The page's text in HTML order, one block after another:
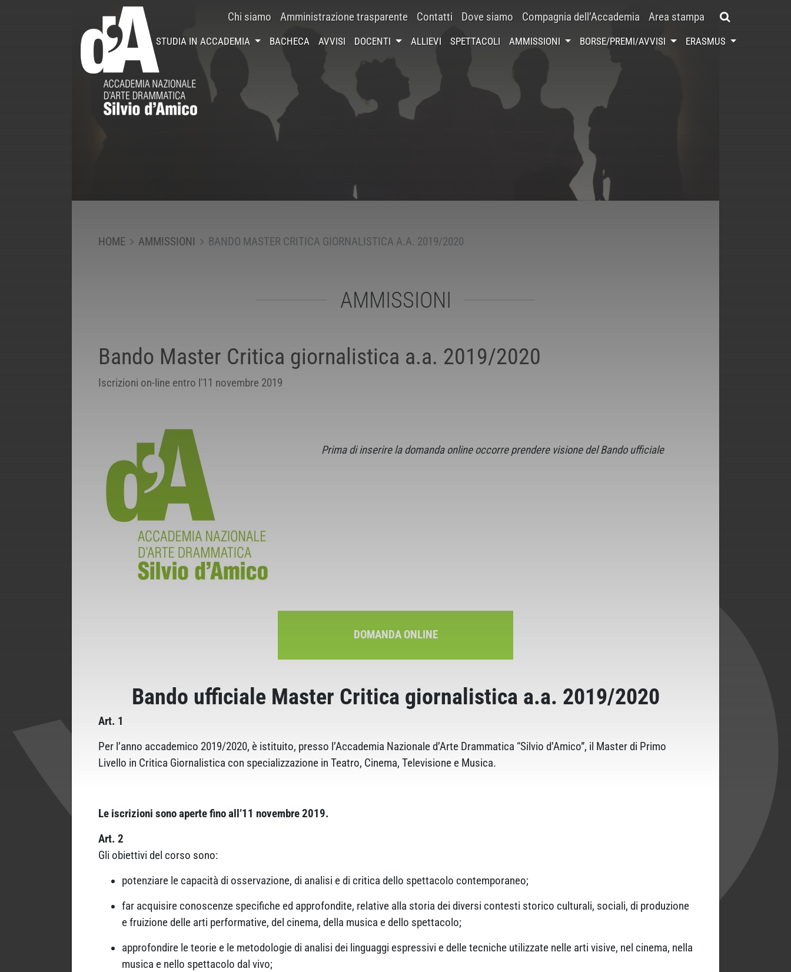
Chi siamo Amministrazione trasparente Contatti Dove siamo Compagnia dell’Accademia Area stampa
STUDIA IN ACCADEMIA BACHECA AVVISI DOCENTI ALLIEVI SPETTACOLI AMMISSIONI BORSE/PREMI/AVVISI ERASMUS
HOME AMMISSIONI BANDO MASTER CRITICA GIORNALISTICA A.A. 2019/2020
AMMISSIONI
Bando Master Critica giornalistica a.a. 2019/2020
Iscrizioni on-line entro l'11 novembre 2019
Prima di inserire la domanda online occorre prendere visione del Bando ufficiale
DOMANDA ONLINE
Bando ufficiale Master Critica giornalistica a.a. 2019/2020
Art. 1
Per l’anno accademico 2019/2020, è istituito, presso l’Accademia Nazionale d’Arte Drammatica “Silvio d’Amico”, il Master di Primo
Livello in Critica Giornalistica con specializzazione in Teatro, Cinema, Televisione e Musica.
Le iscrizioni sono aperte fino all’11 novembre 2019.
Art. 2
Gli obiettivi del corso sono:
potenziare le capacità di osservazione, di analisi e di critica dello spettacolo contemporaneo;
far acquisire conoscenze specifiche ed approfondite, relative alla storia dei diversi contesti storico culturali, sociali, di produzione
e fruizione delle arti performative, del cinema, della musica e dello spettacolo;
approfondire le teorie e le metodologie di analisi dei linguaggi espressivi e delle tecniche utilizzate nelle arti visive, nel cinema, nella
musica e nello spettacolo dal vivo;